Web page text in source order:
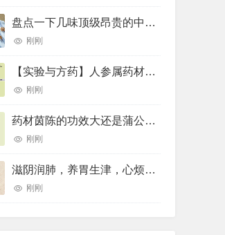
盘点一下几味顶级昂贵的中药材
刚刚
【实验与方药】人参属药材的差示扫描量热法鉴别研究
刚刚
药材茵陈的功效大还是蒲公英的功效大(药材草果功效(药材草果功效与作用))
刚刚
滋阴润肺，养胃生津，心烦口罩，睡眠不好用的一个中药煮水喝就可以
刚刚